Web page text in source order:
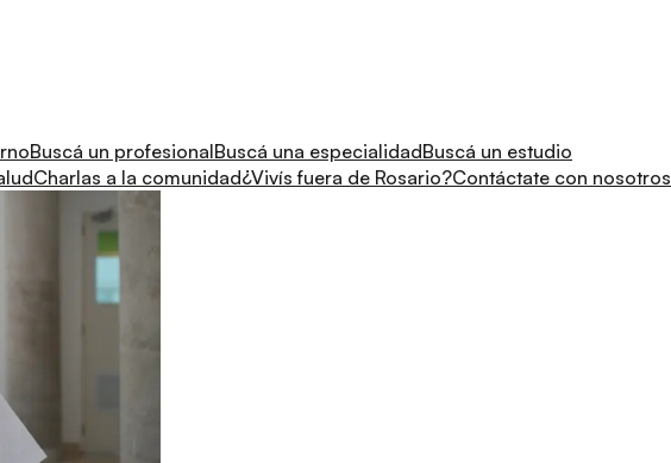
Buscá un profesionalBuscá una especialidadBuscá un estudio
Charlas a la comunidad¿Vivís fuera de Rosario?Contáctate con nosotros